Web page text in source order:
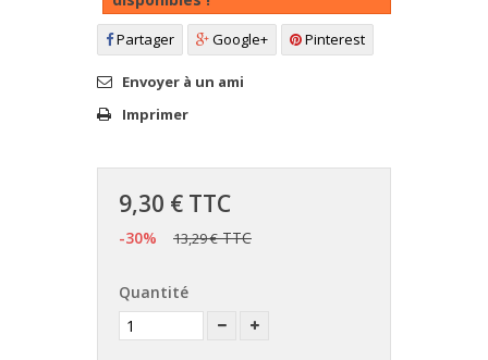
Partager Google+ Pinterest
Envoyer à un ami
Imprimer
9,30 € TTC
-30% 13,29 €TTC
Quantité